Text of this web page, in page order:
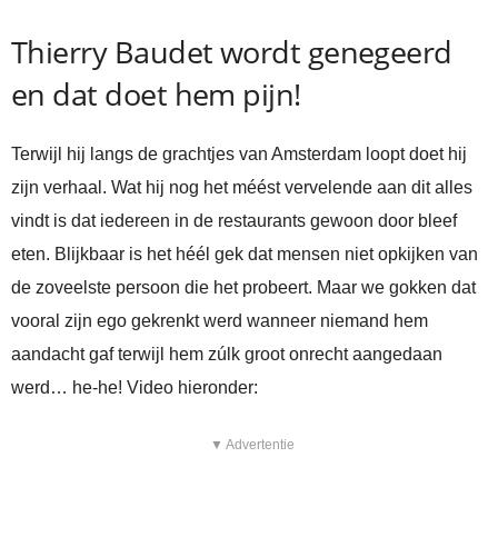
Thierry Baudet wordt genegeerd
en dat doet hem pijn!
Terwijl hij langs de grachtjes van Amsterdam loopt doet hij
zijn verhaal. Wat hij nog het méést vervelende aan dit alles
vindt is dat iedereen in de restaurants gewoon door bleef
eten. Blijkbaar is het héél gek dat mensen niet opkijken van
de zoveelste persoon die het probeert. Maar we gokken dat
vooral zijn ego gekrenkt werd wanneer niemand hem
aandacht gaf terwijl hem zúlk groot onrecht aangedaan
werd… he-he! Video hieronder:
▼ Advertentie